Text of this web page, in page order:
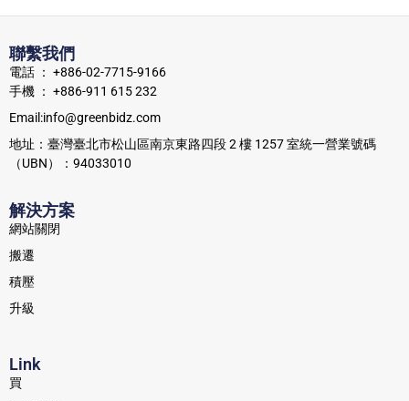
解決方案
網站關閉
搬遷
積壓
升級
Link
買
聯繫我們
電話 ： +886-02-7715-9166
手機 ： +886-911 615 232
Email:info@greenbidz.com
地址：臺灣臺北市松山區南京東路四段 2 樓 1257 室統一營業號碼
（UBN）：94033010